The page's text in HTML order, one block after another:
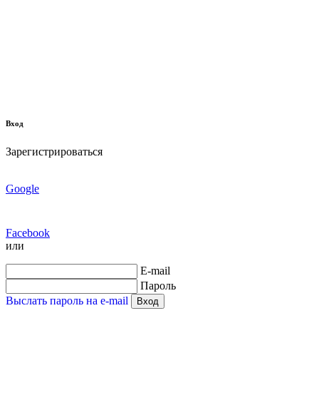
Вход
Зарегистрироваться
Google
Facebook
или
E-mail
Пароль
Выслать пароль на e-mail
Вход